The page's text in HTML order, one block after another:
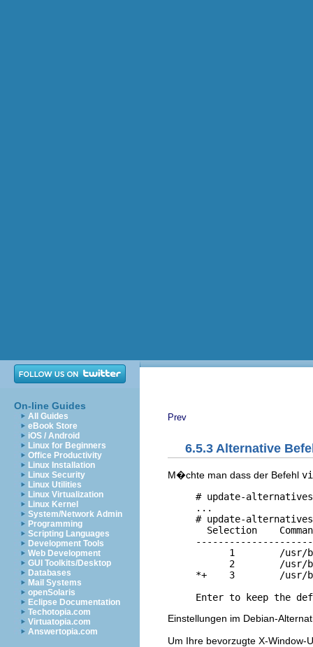
On-line Guides
All Guides
eBook Store
iOS / Android
Linux for Beginners
Office Productivity
Linux Installation
Linux Security
Linux Utilities
Linux Virtualization
Linux Kernel
System/Network Admin
Programming
Scripting Languages
Development Tools
Web Development
GUI Toolkits/Desktop
Databases
Mail Systems
openSolaris
Eclipse Documentation
Techotopia.com
Virtuatopia.com
Answertopia.com
Prev
6.5.3 Alternative
M�chte man dass der Befehl vi
# update-
     ...
# update-
Selection
1        /usr/
2        /usr/
*+    3        /usr/
Einstellungen im Debian-
Um Ihre bevorzugte X-